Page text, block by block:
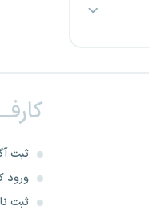
ثبت
ورود
ثبت